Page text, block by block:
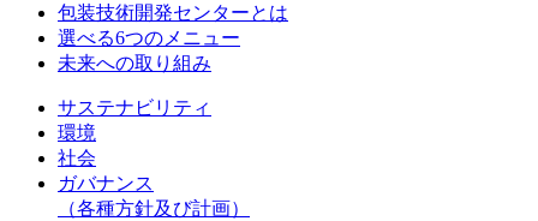
包装技術開発センターとは
選べる6つのメニュー
未来への取り組み
サステナビリティ
環境
社会
ガバナンス
（各種方針及び計画）